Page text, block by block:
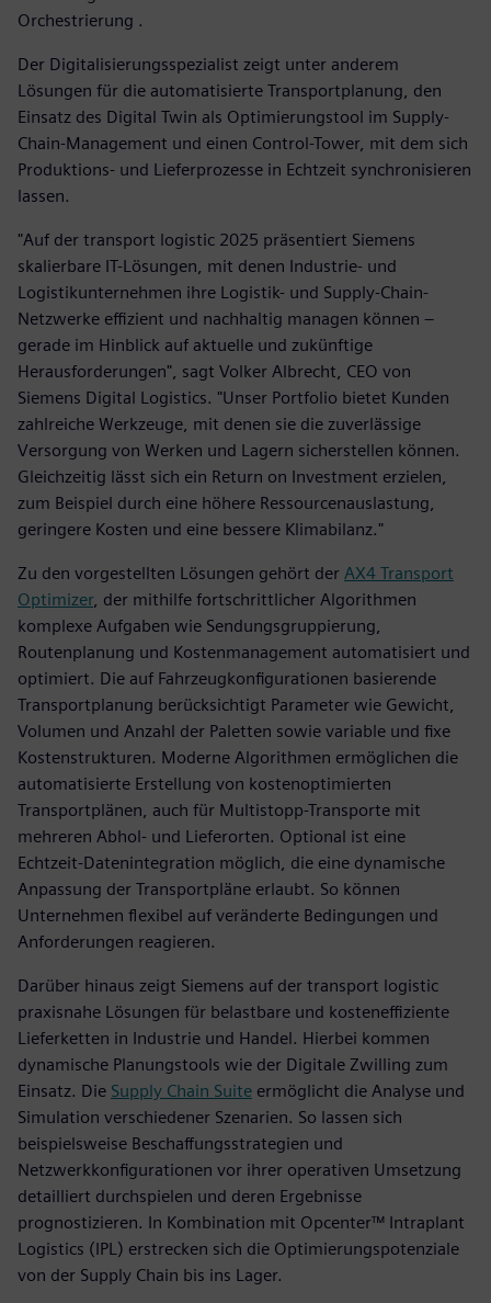
Orchestrierung .
Der Digitalisierungsspezialist zeigt unter anderem
Lösungen für die automatisierte Transportplanung, den
Einsatz des Digital Twin als Optimierungstool im Supply-
Chain-Management und einen Control-Tower, mit dem sich
Produktions- und Lieferprozesse in Echtzeit synchronisieren
lassen.
"Auf der transport logistic 2025 präsentiert Siemens
skalierbare IT-Lösungen, mit denen Industrie- und
Logistikunternehmen ihre Logistik- und Supply-Chain-
Netzwerke effizient und nachhaltig managen können –
gerade im Hinblick auf aktuelle und zukünftige
Herausforderungen", sagt Volker Albrecht, CEO von
Siemens Digital Logistics. "Unser Portfolio bietet Kunden
zahlreiche Werkzeuge, mit denen sie die zuverlässige
Versorgung von Werken und Lagern sicherstellen können.
Gleichzeitig lässt sich ein Return on Investment erzielen,
zum Beispiel durch eine höhere Ressourcenauslastung,
geringere Kosten und eine bessere Klimabilanz."
Zu den vorgestellten Lösungen gehört der AX4 Transport
Optimizer, der mithilfe fortschrittlicher Algorithmen
komplexe Aufgaben wie Sendungsgruppierung,
Routenplanung und Kostenmanagement automatisiert und
optimiert. Die auf Fahrzeugkonfigurationen basierende
Transportplanung berücksichtigt Parameter wie Gewicht,
Volumen und Anzahl der Paletten sowie variable und fixe
Kostenstrukturen. Moderne Algorithmen ermöglichen die
automatisierte Erstellung von kostenoptimierten
Transportplänen, auch für Multistopp-Transporte mit
mehreren Abhol- und Lieferorten. Optional ist eine
Echtzeit-Datenintegration möglich, die eine dynamische
Anpassung der Transportpläne erlaubt. So können
Unternehmen flexibel auf veränderte Bedingungen und
Anforderungen reagieren.
Darüber hinaus zeigt Siemens auf der transport logistic
praxisnahe Lösungen für belastbare und kosteneffiziente
Lieferketten in Industrie und Handel. Hierbei kommen
dynamische Planungstools wie der Digitale Zwilling zum
Einsatz. Die Supply Chain Suite ermöglicht die Analyse und
Simulation verschiedener Szenarien. So lassen sich
beispielsweise Beschaffungsstrategien und
Netzwerkkonfigurationen vor ihrer operativen Umsetzung
detailliert durchspielen und deren Ergebnisse
prognostizieren. In Kombination mit Opcenter™ Intraplant
Logistics (IPL) erstrecken sich die Optimierungspotenziale
von der Supply Chain bis ins Lager.